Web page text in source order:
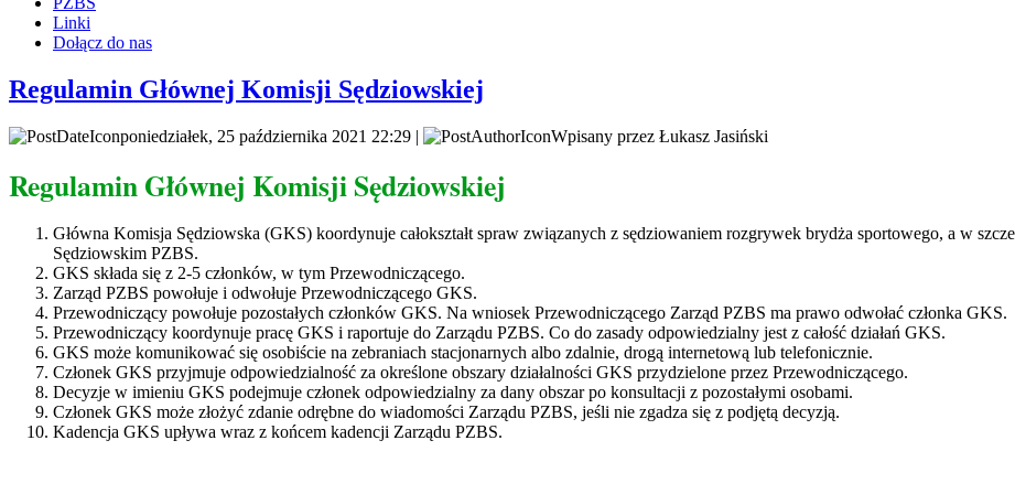
Linki
Dołącz do nas
Regulamin Głównej Komisji Sędziowskiej
poniedziałek, 25 października 2021 22:29 | Wpisany przez Łukasz Jasiński
Regulamin Głównej Komisji Sędziowskiej
Główna Komisja Sędziowska (GKS) koordynuje całokształt spraw związanych z sędziowaniem rozgrywek brydża sportowego, a w
Sędziowskim PZBS.
GKS składa się z 2-5 członków, w tym Przewodniczącego.
Zarząd PZBS powołuje i odwołuje Przewodniczącego GKS.
Przewodniczący powołuje pozostałych członków GKS. Na wniosek Przewodniczącego Zarząd PZBS ma prawo odwołać członka GKS.
Przewodniczący koordynuje pracę GKS i raportuje do Zarządu PZBS. Co do zasady odpowiedzialny jest z całość działań GKS.
GKS może komunikować się osobiście na zebraniach stacjonarnych albo zdalnie, drogą internetową lub telefonicznie.
Członek GKS przyjmuje odpowiedzialność za określone obszary działalności GKS przydzielone przez Przewodniczącego.
Decyzje w imieniu GKS podejmuje członek odpowiedzialny za dany obszar po konsultacji z pozostałymi osobami.
Członek GKS może złożyć zdanie odrębne do wiadomości Zarządu PZBS, jeśli nie zgadza się z podjętą decyzją.
Kadencja GKS upływa wraz z końcem kadencji Zarządu PZBS.